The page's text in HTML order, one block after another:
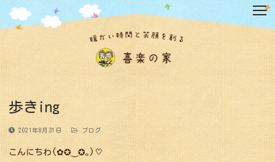
テ
ン
ツ
へ
ス
ッ
プ
歩きing
2021年8月31日 ブログ
こんにちわ(✿✪‿✪｡)♡